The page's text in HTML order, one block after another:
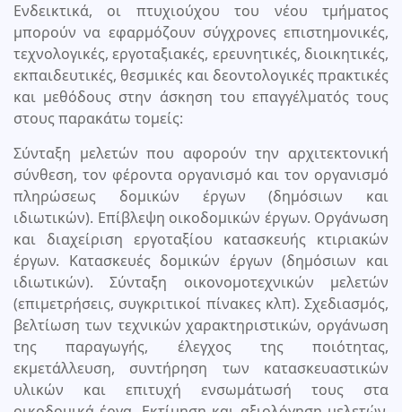
Ενδεικτικά, οι πτυχιούχου του νέου τμήματος
μπορούν να εφαρμόζουν σύγχρονες επιστημονικές,
τεχνολογικές, εργοταξιακές, ερευνητικές, διοικητικές,
εκπαιδευτικές, θεσμικές και δεοντολογικές πρακτικές
και μεθόδους στην άσκηση του επαγγέλματός τους
στους παρακάτω τομείς:
Σύνταξη μελετών που αφορούν την αρχιτεκτονική
σύνθεση, τον φέροντα οργανισμό και τον οργανισμό
πληρώσεως δομικών έργων (δημόσιων και
ιδιωτικών). Επίβλεψη οικοδομικών έργων. Οργάνωση
και διαχείριση εργοταξίου κατασκευής κτιριακών
έργων. Κατασκευές δομικών έργων (δημόσιων και
ιδιωτικών). Σύνταξη οικονομοτεχνικών μελετών
(επιμετρήσεις, συγκριτικοί πίνακες κλπ). Σχεδιασμός,
βελτίωση των τεχνικών χαρακτηριστικών, οργάνωση
της παραγωγής, έλεγχος της ποιότητας,
εκμετάλλευση, συντήρηση των κατασκευαστικών
υλικών και επιτυχή ενσωμάτωσή τους στα